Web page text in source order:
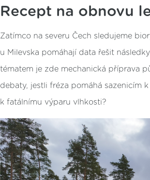
Recept na obnovu
Zatímco na severu Čech sledujeme
u Milevska pomáhají data řešit
tématem je zde mechanická příprava
debaty, jestli fréza pomáhá sazenicím
k fatálnímu výparu vlhkosti?